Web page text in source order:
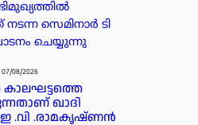
സെമിനാർ ടി
ചെയ്യുന്നു
07/08/2026
കാലഘട്ടത്തെ
ഖാദി
.വി .രാമകൃഷ്ണൻ